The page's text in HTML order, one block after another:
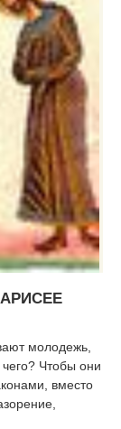
молодежь,
Чтобы они
вместо